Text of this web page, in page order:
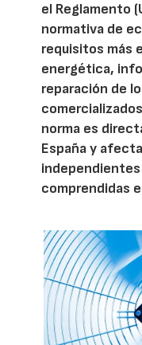
el Reglamento
normativa de
requisitos más
energética,
reparación de
norma es
España y
comprendidas